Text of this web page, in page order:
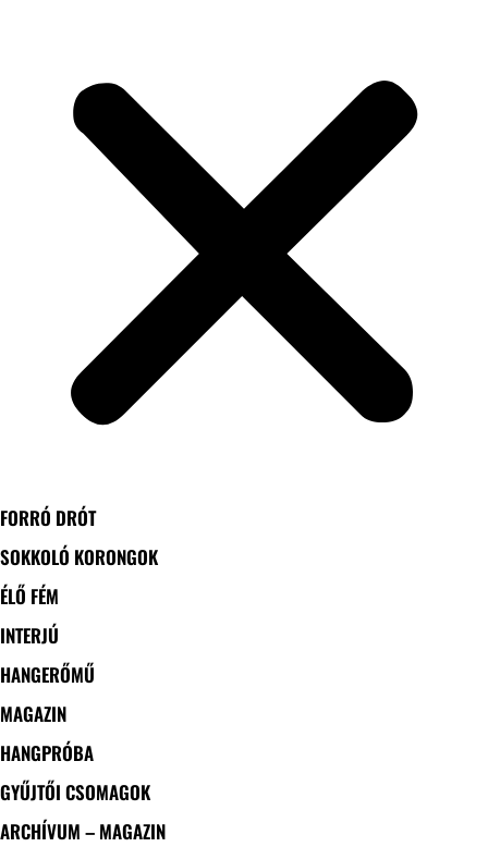
FORRÓ DRÓT
SOKKOLÓ KORONGOK
ÉLŐ FÉM
INTERJÚ
HANGERŐMŰ
MAGAZIN
HANGPRÓBA
GYŰJTŐI CSOMAGOK
ARCHÍVUM – MAGAZIN